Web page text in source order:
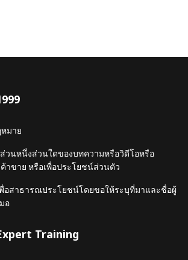
มาย
วนหนึ่งส่วนใดของบทความหรือวิดีโอหรือ
าขาย หรือเพื่อประโยชน์ส่วนตัว
อสาธารณประโยชน์โดยขอให้ระบุที่มาและชื่อผู้
อ
Training